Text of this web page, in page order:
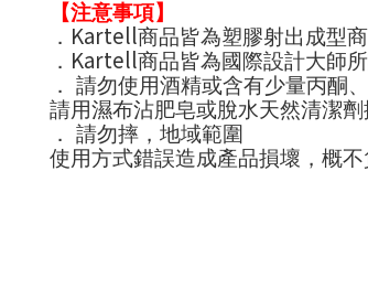
【注意事項】
． Kartell商品皆為塑膠射出成型
． Kartell商品皆為國際設計大師
． 請勿使用酒精或含有少量丙酮
請用濕布沾肥皂或脫水天然清潔劑
． 請勿摔，地域範圍
使用方式錯誤造成產品損壞，概不